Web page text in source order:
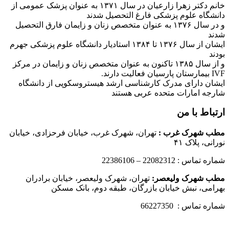
خانم دکتر زهرا زارعیان در سال ۱۳۷۱ به عنوان پزشک عمومی از
دانشگاه علوم پزشکی فارغ التحصیل شدند
و در سال ۱۳۷۶ به عنوان متخصص زنان و زایمان فارق التحصیل
شدند
ایشان از سال ۱۳۷۶ تا ۱۳۸۴ استادیار دانشگاه علوم پزشکی جهرم
بودند
و از سال ۱۳۸۵ تاکنون به عنوان متخصص زنان و زایمان در مرکز
IVF بیمارستان پارسیان فعالیت دارند.
ایشان دارای مدرک کارشناسی ارشد هیستروسکوپی از دانشگاه
شارجه امارات متحده عربی هستند
ارتباط با من
مطب شهرک غرب : تهران، شهرک غرب، خیابان فرحزادی، خیابان
نورانی، پلاک ۴۱
شماره تماس : 22082312 – 22386106
مطب شهرک ولیعصر: تهران، شهرک ولیعصر، خیابان برادران
بهرامی، نبش خیابان بازرگان، طبقه دوم، بانک مسکن
شماره تماس : 66227350